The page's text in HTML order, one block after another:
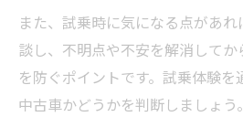
また、試乗時に気になる点があ
談し、不明点や不安を解消して
を防ぐポイントです。試乗体験を
中古車かどうかを判断しましょう。